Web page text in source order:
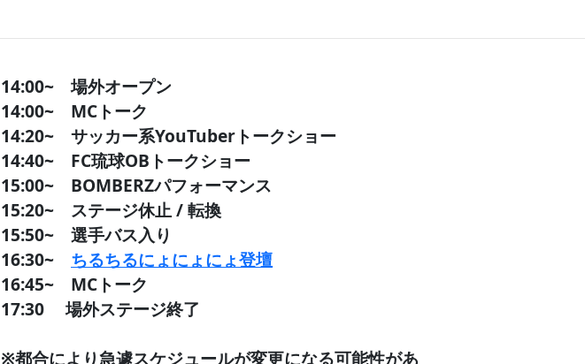
14:00~ 場外オープン
14:00~ MCトーク
14:20~ サッカー系YouTuberトークショー
14:40~ FC琉球OBトークショー
15:00~ BOMBERZパフォーマンス
15:20~ ステージ休止 / 転換
15:50~ 選手バス入り
16:30~
ちるちるにょにょにょ登壇
16:45~ MCトーク
17:30 場外ステージ終了
※都合により急遽スケジュールが変更になる可能性があ